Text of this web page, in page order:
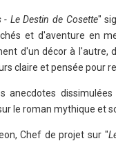
- Le Destin de Cosette"
et d'aventure en
d'un décor à l'autre,
claire et pensée pour
anecdotes
le roman mythique et
Chef de projet sur "